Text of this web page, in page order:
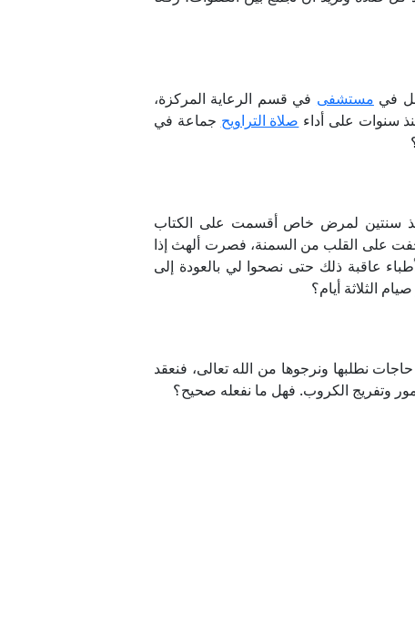
في مستشفى في قسم الرعاية المركزة،
سنوات على أداء صلاة التراويح جماعة في
منذ سنتين لمرض خاص أقسمت على الكتاب
خفت على القلب من السمنة، فصرت ألهث إذا
عاقبة ذلك حتى نصحوا لي بالعودة إلى
الثلاثة أيام؟
نطلبها ونرجوها من الله تعالى، فنعقد
وتفريج الكروب. فهل ما نفعله صحيح؟